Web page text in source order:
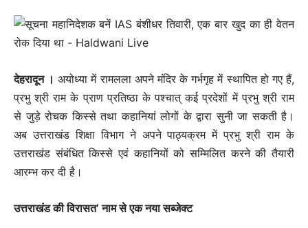
देहरादून । अयोध्या में रामलला अपने मंदिर के गर्भगृह में स्थापित हो गए हैं,
प्रभु श्री राम के प्राण प्रतिष्ठा के पश्चात् कई प्रदेशों में प्रभु श्री राम
से जुड़े रोचक किस्से तथा कहानियां लोगों के द्वारा सुनी जा सकती है।
अब उत्तराखंड शिक्षा विभाग ने अपने पाठ्यक्रम में प्रभु श्री राम के
उत्तराखंड संबंधित किस्से एवं कहानियों को सम्मिलित करने की तैयारी
आरम्भ कर दी है।
उत्तराखंड की विरासत’ नाम से एक नया सब्जेक्ट